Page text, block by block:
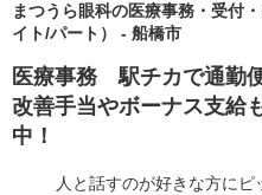
まつうら眼科の医療事務・受付
イト/パート） - 船橋市
医療事務 駅チカで通勤
改善手当やボーナス支
中！
人と話すのが好きな方にピ